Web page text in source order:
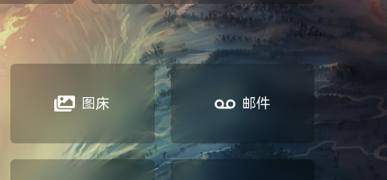
图床 邮件